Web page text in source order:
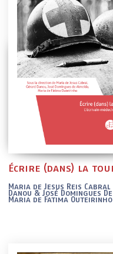
Écrire (dans) la
Maria de Jesus Reis
Danou & José Domingues
Maria de Fatima Outeirinho